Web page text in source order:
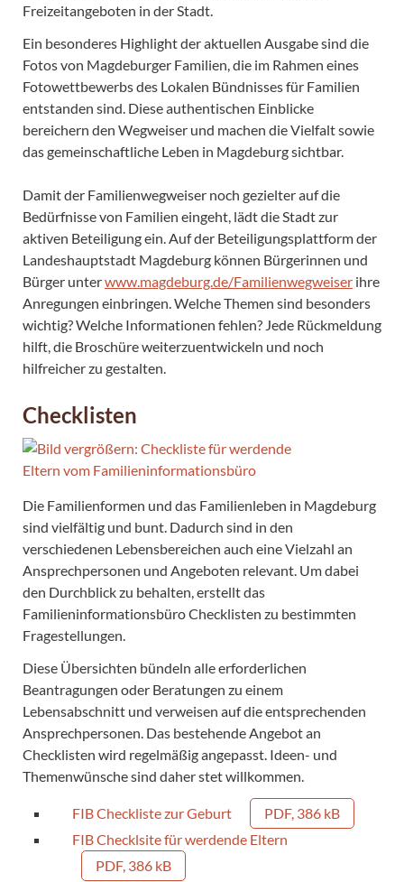
Freizeitangeboten in der Stadt.
Ein besonderes Highlight der aktuellen Ausgabe sind die
Fotos von Magdeburger Familien, die im Rahmen eines
Fotowettbewerbs des Lokalen Bündnisses für Familien
entstanden sind. Diese authentischen Einblicke
bereichern den Wegweiser und machen die Vielfalt sowie
das gemeinschaftliche Leben in Magdeburg sichtbar.
Damit der Familienwegweiser noch gezielter auf die
Bedürfnisse von Familien eingeht, lädt die Stadt zur
aktiven Beteiligung ein. Auf der Beteiligungsplattform der
Landeshauptstadt Magdeburg können Bürgerinnen und
Bürger unterwww.magdeburg.de/Familienwegweiser ihre
Anregungen einbringen. Welche Themen sind besonders
wichtig? Welche Informationen fehlen? Jede Rückmeldung
hilft, die Broschüre weiterzuentwickeln und noch
hilfreicher zu gestalten.
Checklisten
Die Familienformen und das Familienleben in Magdeburg
sind vielfältig und bunt. Dadurch sind in den
verschiedenen Lebensbereichen auch eine Vielzahl an
Ansprechpersonen und Angeboten relevant. Um dabei
den Durchblick zu behalten, erstellt das
Familieninformationsbüro Checklisten zu bestimmten
Fragestellungen.
Diese Übersichten bündeln alle erforderlichen
Beantragungen oder Beratungen zu einem
Lebensabschnitt und verweisen auf die entsprechenden
Ansprechpersonen. Das bestehende Angebot an
Checklisten wird regelmäßig angepasst. Ideen- und
Themenwünsche sind daher stet willkommen.
FIB Checkliste zur Geburt
PDF, 386 kB
FIB Checklsite für werdende Eltern
PDF, 386 kB